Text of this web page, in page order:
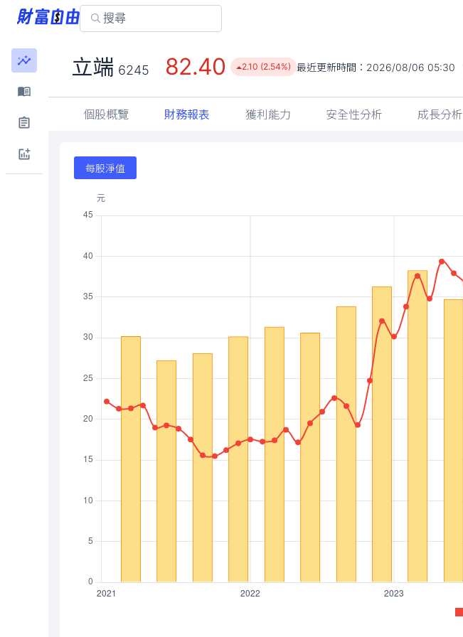
立端 6245 82.40 2.10 (2.54%) 最近更新時間： 2026/08/06 05:30
個股概覽 財務報表 獲利能力 安全性分析 成長分析
每股淨值